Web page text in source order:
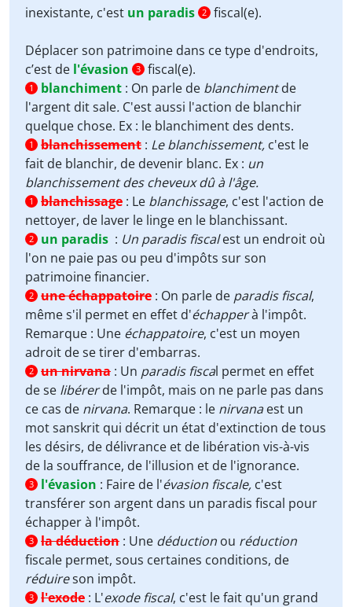
inexistante, c'est un paradis 2 fiscal(e).
Déplacer son patrimoine dans ce type d'endroits,
c’est de l'évasion 3 fiscal(e).
1 blanchiment : On parle de blanchimentde
l'argent dit sale. C'est aussi l'action de blanchir
quelque chose. Ex : le blanchiment des dents.
1 blanchissement : Le blanchissement, c'est le
fait de blanchir, de devenir blanc. Ex : un
blanchissement des cheveux dû à l'âge.
1 blanchissage : Le blanchissage, c'est l'action de
nettoyer, de laver le linge en le blanchissant.
2 un paradis : Un paradis fiscalest un endroit où
l'on ne paie pas ou peu d'impôts sur son
patrimoine financier.
2 une échappatoire : On parle de paradis fiscal,
même s'il permet en effet d'échapperà l'impôt.
Remarque : Une échappatoire, c'est un moyen
adroit de se tirer d'embarras.
2 un nirvana : Un paradis fiscal permet en effet
de se libérerde l'impôt, mais on ne parle pas dans
ce cas de nirvana. Remarque : le nirvanaest un
mot sanskrit qui décrit un état d'extinction de tous
les désirs, de délivrance et de libération vis-à-vis
de la souffrance, de l'illusion et de l'ignorance.
3 l'évasion : Faire de l'évasion fiscale, c'est
transférer son argent dans un paradis fiscal pour
échapper à l'impôt.
3 la déduction : Une déduction ou réduction
fiscale permet, sous certaines conditions, de
réduireson impôt.
3 l'exode : L'exode fiscal, c'est le fait qu'un grand